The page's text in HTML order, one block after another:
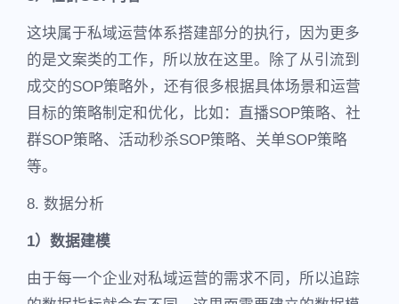
这块属于私域运营体系搭建部分的执行，因为更多
的是文案类的工作，所以放在这里。除了从引流到
成交的SOP策略外，还有很多根据具体场景和运营
目标的策略制定和优化，比如：直播SOP策略、社
群SOP策略、活动秒杀SOP策略、关单SOP策略
等。
8. 数据分析
1）数据建模
由于每一个企业对私域运营的需求不同，所以追踪